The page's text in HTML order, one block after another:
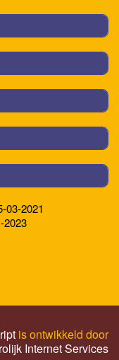
03-2021
2023
is ontwikkeld door
Internet Services